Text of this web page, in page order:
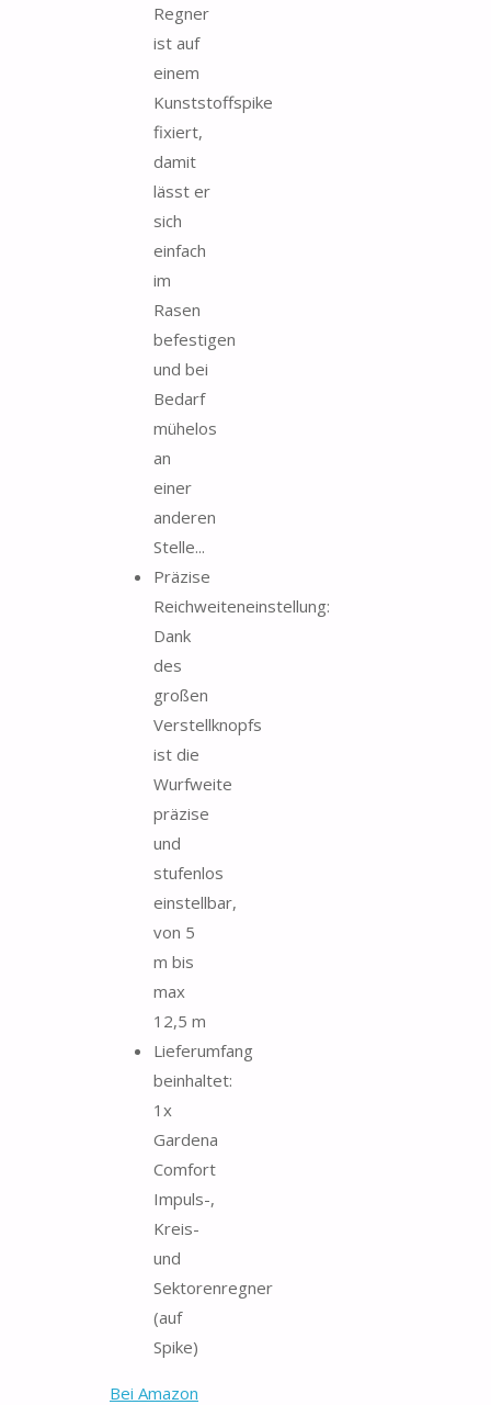
Regner
ist auf
einem
Kunststoffspike
fixiert,
damit
lässt er
sich
einfach
im
Rasen
befestigen
und bei
Bedarf
mühelos
an
einer
anderen
Stelle...
Präzise
Reichweiteneinstellung:
Dank
des
großen
Verstellknopfs
ist die
Wurfweite
präzise
und
stufenlos
einstellbar,
von 5
m bis
max
12,5 m
Lieferumfang
beinhaltet:
1x
Gardena
Comfort
Impuls-,
Kreis-
und
Sektorenregner
(auf
Spike)
Bei Amazon